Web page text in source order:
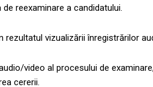
reexaminare a candidatului.
vizualizării înregistrărilor
video al procesului de
cererii.